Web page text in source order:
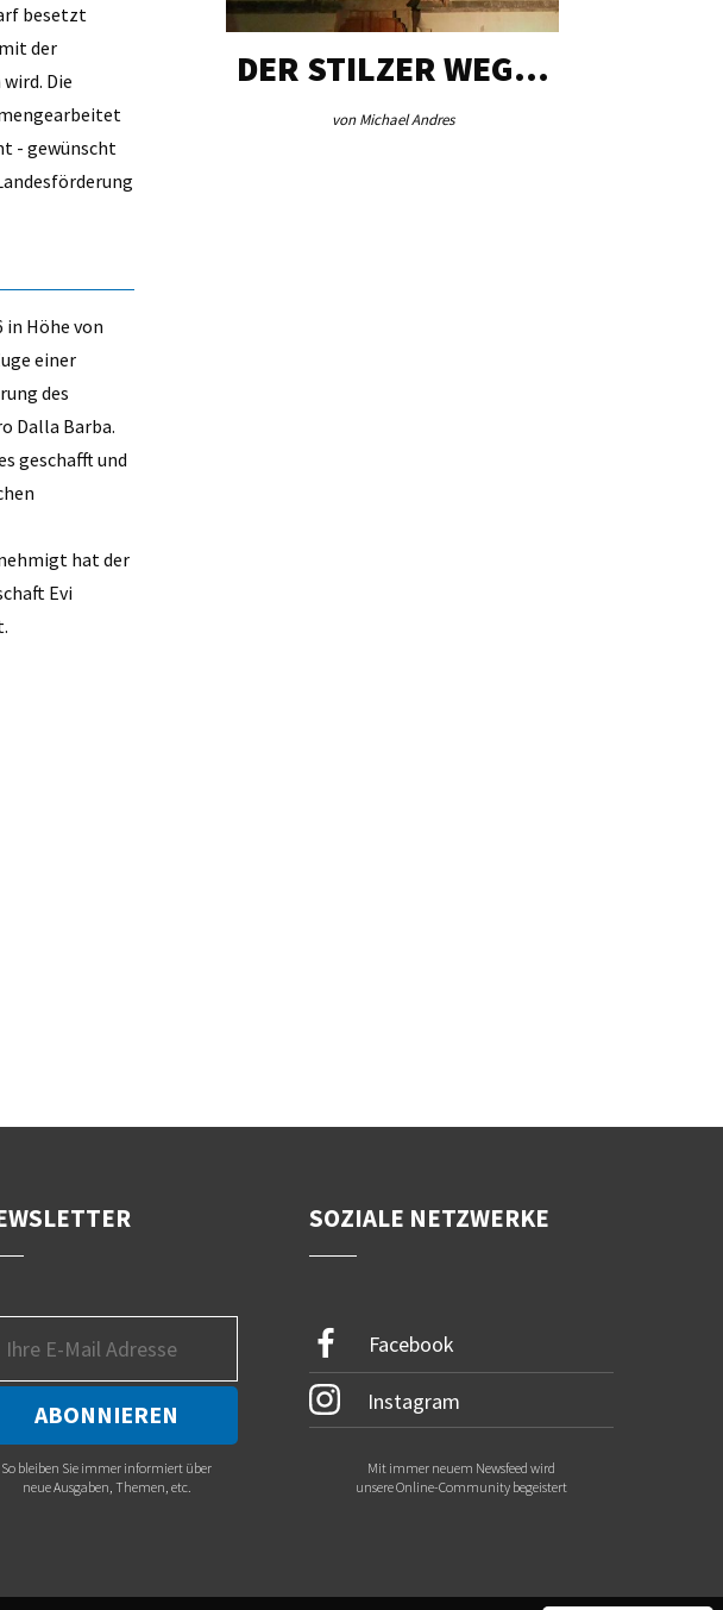
besetzt
der
Die
- gewünscht
in Höhe von
einer
des
Dalla Barba.
geschafft und
hat der
Evi
DER STILZER WEG…
von Michael Andres
So bleiben Sie immer informiert über
neue Ausgaben, Themen, etc.
SOZIALE NETZWERKE
Facebook
Instagram
Mit immer neuem Newsfeed wird
unsere Online-Community begeistert